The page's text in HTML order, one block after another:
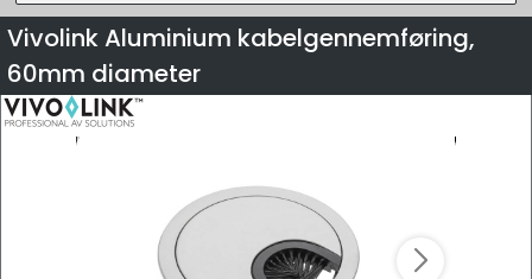
Vivolink Aluminium kabelgennemføring,
60mm diameter